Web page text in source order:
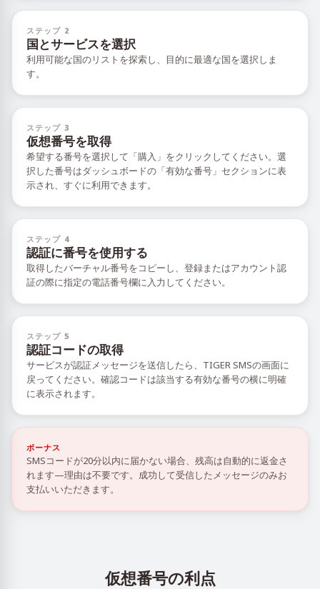
ステップ 2
国とサービスを選択
利用可能な国のリストを探索し、目的に最適な国を選択しま
す。
ステップ 3
仮想番号を取得
希望する番号を選択して「購入」をクリックしてください。選
択した番号はダッシュボードの「有効な番号」セクションに表
示され、すぐに利用できます。
ステップ 4
認証に番号を使用する
取得したバーチャル番号をコピーし、登録またはアカウント認
証の際に指定の電話番号欄に入力してください。
ステップ 5
認証コードの取得
サービスが認証メッセージを送信したら、TIGER SMSの画面に
戻ってください。確認コードは該当する有効な番号の横に明確
に表示されます。
ボーナス
SMSコードが20分以内に届かない場合、残高は自動的に返金さ
れます—理由は不要です。成功して受信したメッセージのみお
支払いいただきます。
仮想番号の利点